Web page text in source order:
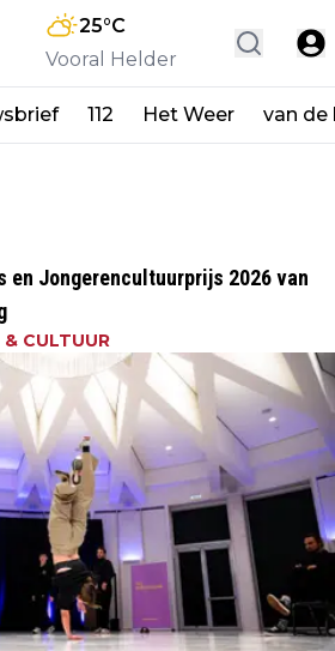
25°C
Vooral Helder
112 Het Weer van de
en Jongerencultuurprijs 2026 van
& CULTUUR